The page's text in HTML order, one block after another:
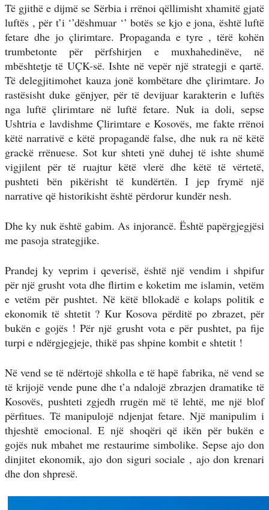
Të gjithë e dijmë se Sërbia i rrënoi qëllimisht xhamitë gjatë
luftës , për t’i ‘’dëshmuar ‘’ botës se kjo e jona, është luftë
fetare dhe jo çlirimtare. Propaganda e tyre , tërë kohën
trumbetonte për përfshirjen e muxhahedinëve, në
mbështetje të UÇK-së. Ishte në vepër një strategji e qartë.
Të delegjitimohet kauza jonë kombëtare dhe çlirimtare. Jo
rastësisht duke gënjyer, për të devijuar karakterin e luftës
nga luftë çlirimtare në luftë fetare. Nuk ia doli, sepse
Ushtria e lavdishme Çlirimtare e Kosovës, me fakte rrënoi
këtë narrativë e këtë propagandë false, dhe nuk ra në këtë
grackë rrënuese. Sot kur shteti ynë duhej të ishte shumë
vigjilent për të ruajtur këtë vlerë dhe këtë të vërtetë,
pushteti bën pikërisht të kundërtën. I jep frymë një
narrative që historikisht është përdorur kundër nesh.
Dhe ky nuk është gabim. As injorancë. Është papërgjegjësi
me pasoja strategjike.
Prandej ky veprim i qeverisë, është një vendim i shpifur
për një grusht vota dhe flirtim e koketim me islamin, vetëm
e vetëm për pushtet. Në këtë bllokadë e kolaps politik e
ekonomik të shtetit ? Kur Kosova përditë po zbrazet, për
bukën e gojës ! Për një grusht vota e për pushtet, pa fije
turpi e ndërgjegjeje, thikë pas shpine kombit e shtetit !
Në vend se të ndërtojë shkolla e të hapë fabrika, në vend se
të krijojë vende pune dhe t’a ndalojë zbrazjen dramatike të
Kosovës, pushteti zgjedh rrugën më të lehtë, me një blof
përfitues. Të manipulojë ndjenjat fetare. Një manipulim i
thjeshtë emocional. E një shoqëri që ikën për bukën e
gojës nuk mbahet me restaurime simbolike. Sepse ajo don
dinjitet ekonomik, ajo don siguri sociale , ajo don krenari
dhe don shpresë.